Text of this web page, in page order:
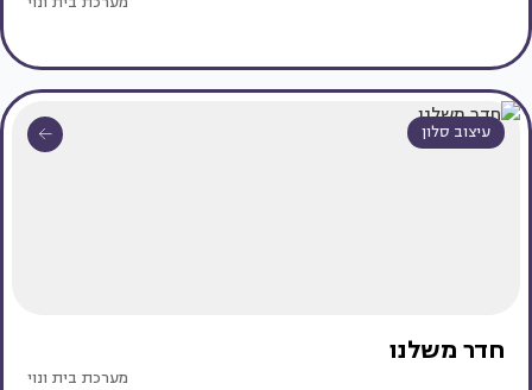
עיצוב סלון
חדר משלנו
מערכת בית ונוי